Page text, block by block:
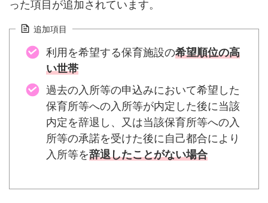
った項目が追加されています。
追加項目
利用を希望する保育施設の希望順位の高
い世帯
過去の入所等の申込みにおいて希望した
保育所等への入所等が内定した後に当該
内定を辞退し、又は当該保育所等への入
所等の承諾を受けた後に自己都合により
入所等を辞退したことがない場合